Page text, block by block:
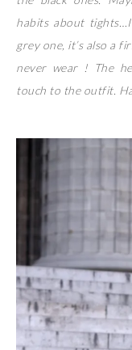
habits about
grey one, it’s also a
never wear ! The
touch to the outfit.